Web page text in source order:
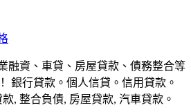
融資、車貸、房屋貸款、債務整合等
銀行貸款。個人信貸。信用貸款。
, 整合負債, 房屋貸款, 汽車貸款。